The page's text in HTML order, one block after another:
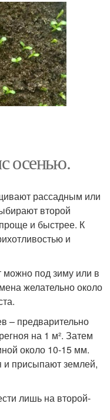
осенью.
рассадным или
второй
и быстрее. К
и
можно под зиму или в
желательно около
– предварительно
на 1 м². Затем
около 10-15 мм.
и присыпают землей,
лишь на второй-